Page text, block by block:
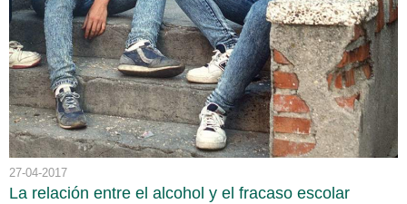
27-04-2017
La relación entre el alcohol y el fracaso escolar